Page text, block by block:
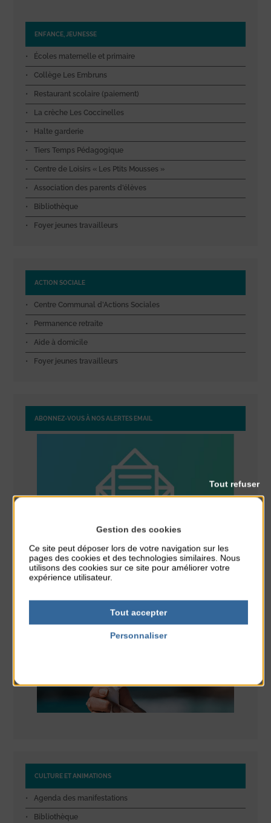
ENFANCE, JEUNESSE
Écoles maternelle et primaire
Collège Les Embruns
Restaurant scolaire (paiement)
La crèche Les Coccinelles
Halte garderie
Tiers Temps Pédagogique
Centre de Loisirs « Les Ptits Mousses »
Association des parents d’élèves
Bibliothèque
Foyer jeunes travailleurs
ACTION SOCIALE
Centre Communal d’Actions Sociales
Permanence retraite
Aide à domicile
Foyer jeunes travailleurs
ABONNEZ-VOUS À NOS ALERTES EMAIL
CULTURE ET ANIMATIONS
Agenda des manifestations
Bibliothèque
Gestion des cookies
Ce site peut déposer lors de votre navigation sur les
pages des cookies et des technologies similaires. Nous
utilisons des cookies sur ce site pour améliorer votre
expérience utilisateur.
Tout accepter
Tout refuser
Personnaliser